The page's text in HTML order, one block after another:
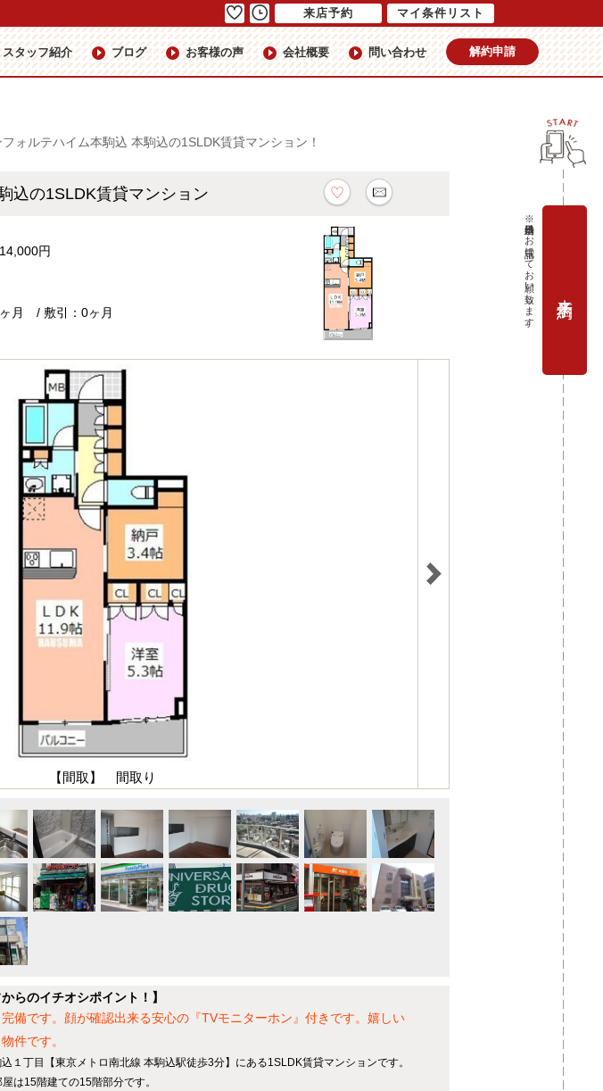
スタッフ紹介 ブログ お客様の声 会社概要 問い合わせ 解約申請
フォルテハイム本駒込 本駒込の1SLDK賃貸マンション！
込の1SLDK賃貸マンション
円
月 / 敷引：0ヶ月
【間取】 間取り
らのイチオシポイント！】
備です。顔が確認出来る安心の『TVモニターホン』付きです。嬉しい
件です。
丁目【東京メトロ南北線 本駒込駅徒歩3分】にある1SLDK賃貸マンションです。
は15階建ての15階部分です。
来店予約 マイ条件リスト
※当日予約はお電話にてお願い致します。